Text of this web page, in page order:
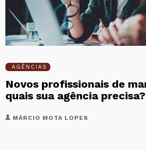
AGÊNCIAS
Novos profissionais de
quais sua agência precisa?
MÁRCIO MOTA LOPES